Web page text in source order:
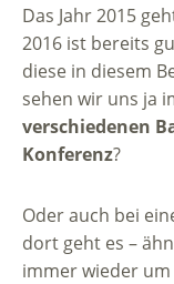
Das Jahr 2015
2016 ist bereits
diese in diesem
sehen wir uns ja
verschiedenen
Konferenz?
Oder auch bei
dort geht es –
immer wieder um